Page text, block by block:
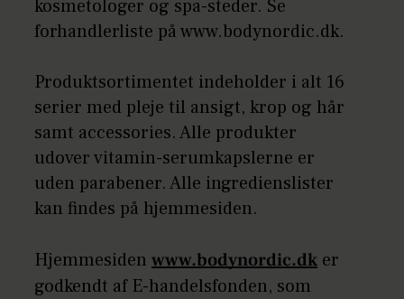
kosmetologer og spa-steder. Se
forhandlerliste på www.bodynordic.dk.
Produktsortimentet indeholder i alt 16
serier med pleje til ansigt, krop og hår
samt accessories. Alle produkter
udover vitamin-serumkapslerne er
uden parabener. Alle ingredienslister
kan findes på hjemmesiden.
Hjemmesiden www.bodynordic.dker
godkendt af E-handelsfonden, som